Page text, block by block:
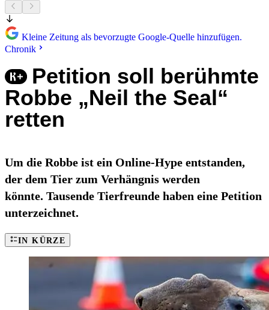
Kleine Zeitung als bevorzugte Google-Quelle hinzufügen.
Chronik
Petition soll berühmte
Robbe „Neil the Seal“
retten
Um die Robbe ist ein Online-Hype entstanden,
der dem Tier zum Verhängnis werden
könnte. Tausende Tierfreunde haben eine Petition
unterzeichnet.
IN KÜRZE